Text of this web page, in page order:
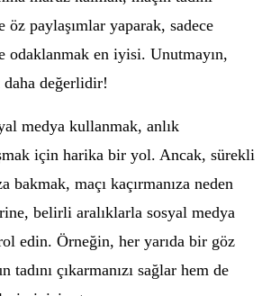
öz paylaşımlar yaparak, sadece
odaklanmak en iyisi. Unutmayın,
değerlidir!
medya kullanmak, anlık
için harika bir yol. Ancak, sürekli
bakmak, maçı kaçırmanıza neden
belirli aralıklarla sosyal medya
edin. Örneğin, her yarıda bir göz
tadını çıkarmanızı sağlar hem de